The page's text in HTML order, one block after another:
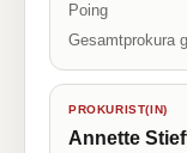
Poing
Gesamtprokura
PROKURIST(IN)
Annette